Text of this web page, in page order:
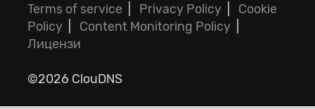
Terms of service Privacy Policy
Cookie
Policy
Content Monitoring Policy
Лицензи
©2026 ClouDNS